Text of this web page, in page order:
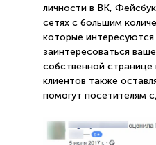
личности в ВК,
сетях с большим
которые интересуются
заинтересоваться
собственной
клиентов также
помогут посетителям